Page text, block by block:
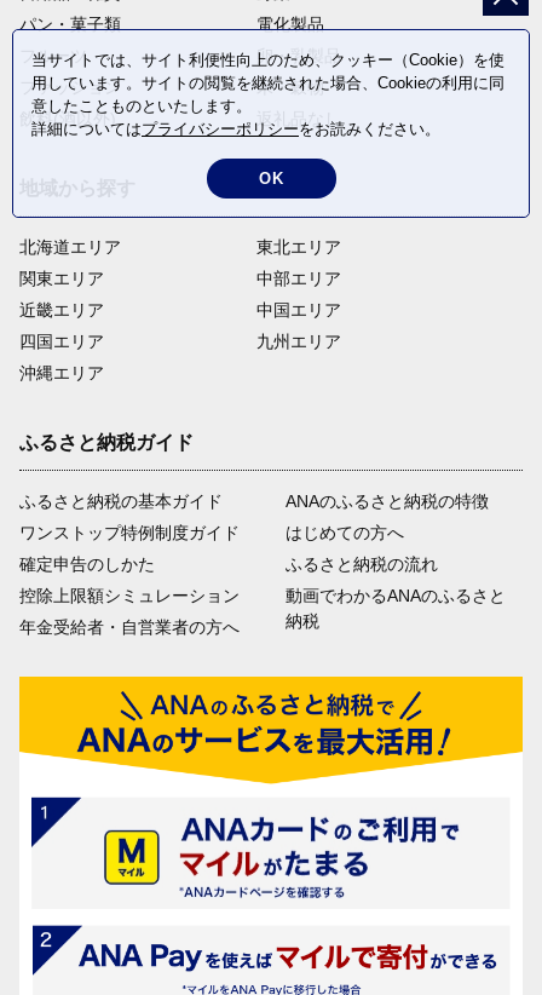
パン・菓子類
電化製品
フルーツ
卵・乳製品
ファッション
米・穀物
飲料(酒以外)
返礼品なし
北海道エリア
関東エリア
近畿エリア
四国エリア
沖縄エリア
東北エリア
中部エリア
中国エリア
九州エリア
ふるさと納税ガイド
ふるさと納税の基本ガイド
ワンストップ特例制度ガイド
確定申告のしかた
控除上限額シミュレーション
年金受給者・自営業者の方へ
ANAのふるさと納税の特徴
はじめての方へ
ふるさと納税の流れ
動画でわかるANAのふるさと
納税
当サイトでは、サイト利便性向上のため、クッキー（Cookie）を使
用しています。サイトの閲覧を継続された場合、Cookieの利用に同
意したことものといたします。
詳細についてはプライバシーポリシーをお読みください。
OK